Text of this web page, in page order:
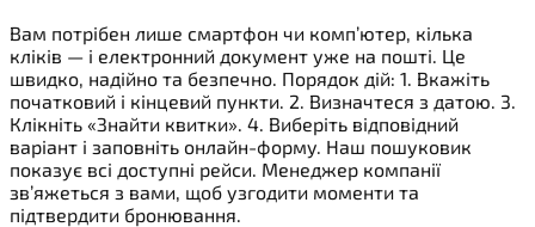
Вам потрібен лише смартфон чи комп’ютер, кілька
кліків — і електронний документ уже на пошті. Це
швидко, надійно та безпечно. Порядок дій: 1. Вкажіть
початковий і кінцевий пункти. 2. Визначтеся з датою. 3.
Клікніть «Знайти квитки». 4. Виберіть відповідний
варіант і заповніть онлайн-форму. Наш пошуковик
показує всі доступні рейси. Менеджер компанії
зв’яжеться з вами, щоб узгодити моменти та
підтвердити бронювання.